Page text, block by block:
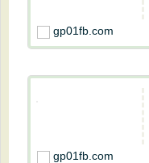
gp01fb.com
gp01fb.com